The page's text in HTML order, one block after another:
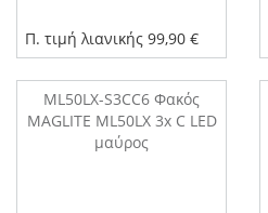
Π. τιμή λιανικής 99,90 €
ML50LX-S3CC6 Φακός
MAGLITE ML50LX 3x C LED
μαύρος